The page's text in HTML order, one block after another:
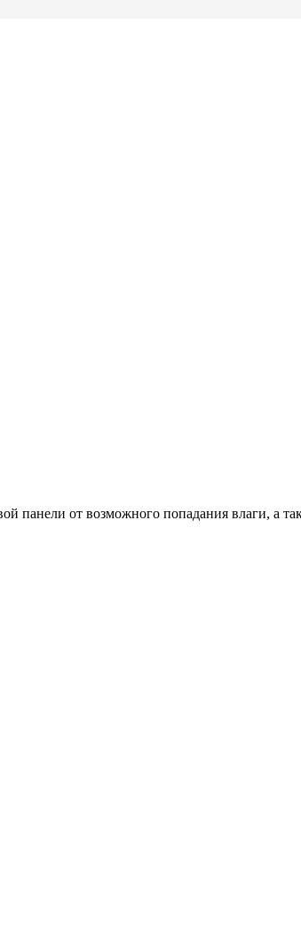
панели от возможного попадания влаги, а